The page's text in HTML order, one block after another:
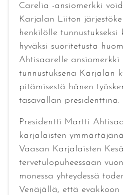
Carelia -ansiomerkki
Karjalan Liiton
henkilölle tunnustukseksi
hyväksi suoritetusta
Ahtisaarelle ansiomerkki
tunnustuksena Karjalan
pitämisestä hänen
tasavallan presidenttinä.
Presidentti Martti
karjalaisten
Vaasan Karjalaisten
tervetulopuheessaan
monessa yhteydessä
Venäjällä, että evakkoon